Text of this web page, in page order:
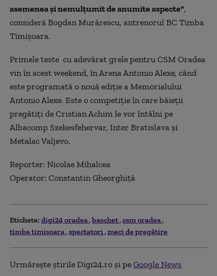
asemenea şi nemulţumit de anumite aspecte",
consideră Bogdan Murărescu, antrenorul BC Timba
Timişoara.
Primele teste cu adevărat grele pentru CSM Oradea
vin în acest weekend, în Arena Antonio Alexe, când
este programată o nouă ediţie a Memorialului
Antonio Alexe. Este o competiţie în care băieţii
pregătiţi de Cristian Achim le vor întâlni pe
Albacomp Szekesfehervar, Inter Bratislava şi
Metalac Valjevo.
Reporter: Nicolae Mihalcea
Operator: Constantin Gheorghiţă
Etichete: digi24 oradea baschet csm oradea
timba timisoara spectatori meci de pregătire
Urmărește știrile Digi24.ro și peGoogle News